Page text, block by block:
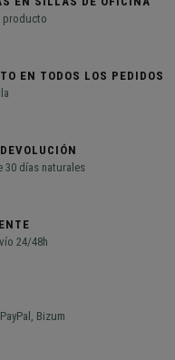
producto
EN TODOS LOS PEDIDOS
30 días naturales
24/48h
Bizum